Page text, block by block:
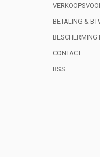
BETALING &
BESCHERMING
CONTACT
RSS